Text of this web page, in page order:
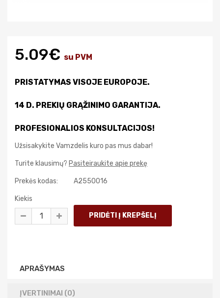
5.09€ su PVM
PRISTATYMAS VISOJE EUROPOJE.
14 D. PREKIŲ GRĄŽINIMO GARANTIJA.
PROFESIONALIOS KONSULTACIJOS!
Užsisakykite Vamzdelis kuro pas mus dabar!
Turite klausimų? Pasiteiraukite apie prekę
Prekės kodas: A2550016
Kiekis
APRAŠYMAS
ĮVERTINIMAI (0)